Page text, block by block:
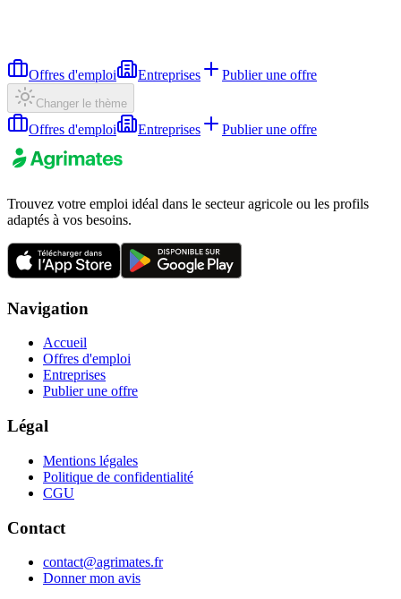
Offres d'emploi Entreprises Publier une offre
Changer le thème
Offres d'emploi Entreprises Publier une offre
Trouvez votre emploi idéal dans le secteur agricole ou les profils
adaptés à vos besoins.
Navigation
Accueil
Offres d'emploi
Entreprises
Publier une offre
Légal
Mentions légales
Politique de confidentialité
CGU
Contact
contact@agrimates.fr
Donner mon avis